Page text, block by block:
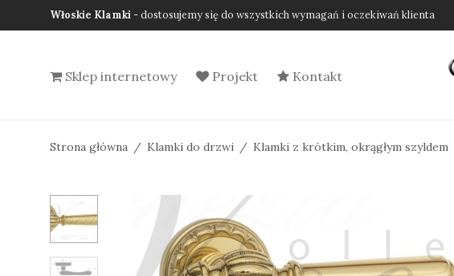
Włoskie Klamki - dostosujemy się do wszystkich wymagań i oczekiwań klienta
Sklep internetowy Projekt Kontakt
Strona główna / Klamki do drzwi / Klamki z krótkim, okrągłym szyldem